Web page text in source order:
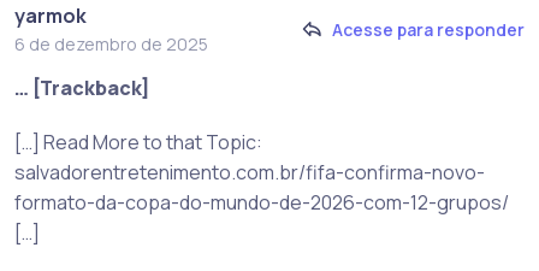
yarmok
6 de dezembro de 2025
Acesse para responder
… [Trackback]
[…] Read More to that Topic:
salvadorentretenimento.com.br/fifa-confirma-novo-
formato-da-copa-do-mundo-de-2026-com-12-grupos/
[…]